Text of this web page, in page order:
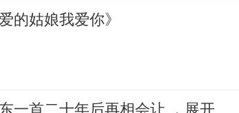
的姑娘我爱你》
一首二十年后再相会让 ．展开